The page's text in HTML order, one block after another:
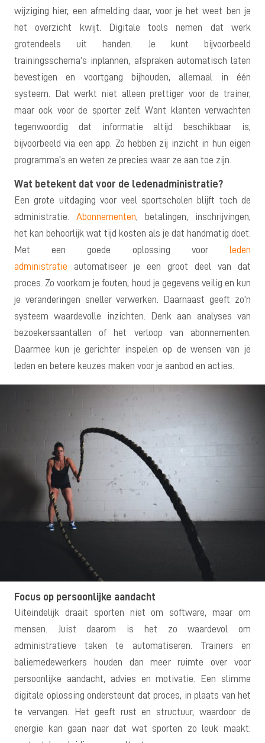
wijziging hier, een afmelding daar, voor je het weet ben je
het overzicht kwijt. Digitale tools nemen dat werk
grotendeels uit handen. Je kunt bijvoorbeeld
trainingsschema’s inplannen, afspraken automatisch laten
bevestigen en voortgang bijhouden, allemaal in één
systeem. Dat werkt niet alleen prettiger voor de trainer,
maar ook voor de sporter zelf. Want klanten verwachten
tegenwoordig dat informatie altijd beschikbaar is,
bijvoorbeeld via een app. Zo hebben zij inzicht in hun eigen
programma’s en weten ze precies waar ze aan toe zijn.
Wat betekent dat voor de ledenadministratie?
Een grote uitdaging voor veel sportscholen blijft toch de
administratie. Abonnementen, betalingen, inschrijvingen,
het kan behoorlijk wat tijd kosten als je dat handmatig doet.
Met een goede oplossing voor leden
administratie automatiseer je een groot deel van dat
proces. Zo voorkom je fouten, houd je gegevens veilig en kun
je veranderingen sneller verwerken. Daarnaast geeft zo’n
systeem waardevolle inzichten. Denk aan analyses van
bezoekersaantallen of het verloop van abonnementen.
Daarmee kun je gerichter inspelen op de wensen van je
leden en betere keuzes maken voor je aanbod en acties.
Focus op persoonlijke aandacht
Uiteindelijk draait sporten niet om software, maar om
mensen. Juist daarom is het zo waardevol om
administratieve taken te automatiseren. Trainers en
baliemedewerkers houden dan meer ruimte over voor
persoonlijke aandacht, advies en motivatie. Een slimme
digitale oplossing ondersteunt dat proces, in plaats van het
te vervangen. Het geeft rust en structuur, waardoor de
energie kan gaan naar dat wat sporten zo leuk maakt: